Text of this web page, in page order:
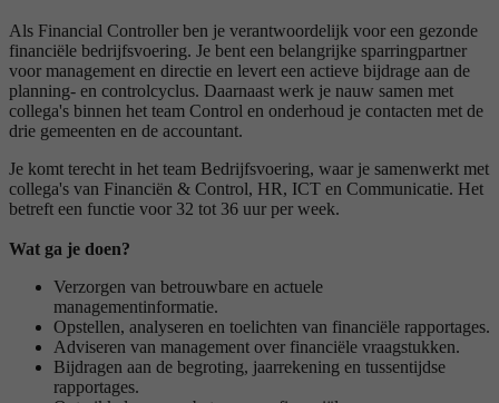
Als Financial Controller ben je verantwoordelijk voor een gezonde
financiële bedrijfsvoering. Je bent een belangrijke sparringpartner
voor management en directie en levert een actieve bijdrage aan de
planning- en controlcyclus. Daarnaast werk je nauw samen met
collega's binnen het team Control en onderhoud je contacten met de
drie gemeenten en de accountant.
Je komt terecht in het team Bedrijfsvoering, waar je samenwerkt met
collega's van Financiën & Control, HR, ICT en Communicatie. Het
betreft een functie voor 32 tot 36 uur per week.
Wat ga je doen?
Verzorgen van betrouwbare en actuele
managementinformatie.
Opstellen, analyseren en toelichten van financiële rapportages.
Adviseren van management over financiële vraagstukken.
Bijdragen aan de begroting, jaarrekening en tussentijdse
rapportages.